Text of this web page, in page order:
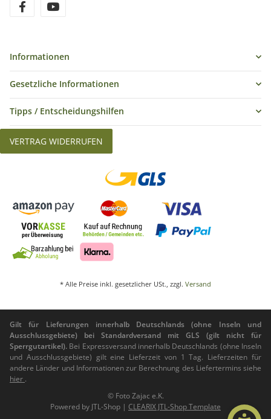
Informationen
Gesetzliche Informationen
Tipps / Entscheidungshilfen
VERTRAG WIDERRUFEN
* Alle Preise inkl. gesetzlicher USt., zzgl. Versand
Gilt für Lieferungen innerhalb Deutschlands (ohne Inseln und
Ausschlussgebiete) bei Standardversand mit GLS (gilt nicht für
Sperrgutartikel). Bei Expressversand innerhalb Deutschlands (ohne Inseln
und Ausschlussgebiete) gilt eine Lieferzeit von 1 Tag. Lieferzeiten für
andere Länder und Informationen zur Berechnung des Liefertermins siehe
hier .
© Foto Zajac e.K.
Powered by JTL-Shop | CLEARIX JTL-Shop Template